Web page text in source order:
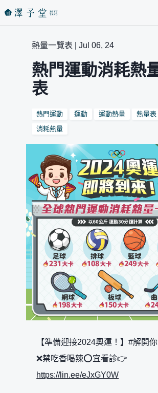
熱量一覽表 | Jul 06, 24
熱門運動消耗熱
表
熱門運動 運動 運動熱量
熱量表
消耗熱量
【準備迎接2024奧運！】#解開
❌禁吃香喝辣⭕宜看診👉
https://lin.ee/eJxGY0W